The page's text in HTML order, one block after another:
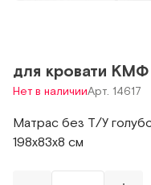
для кровати
Нет в наличииАрт. 14617
Матрас без Т/У
198x83x8 cм